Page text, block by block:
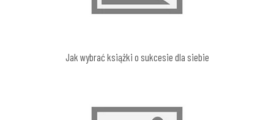
Jak wybrać książki o sukcesie dla siebie